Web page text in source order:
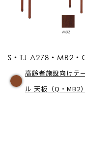
S・TJ-A278・MB2・
高齢者施設向けテ
ル 天板（Q・MB2）